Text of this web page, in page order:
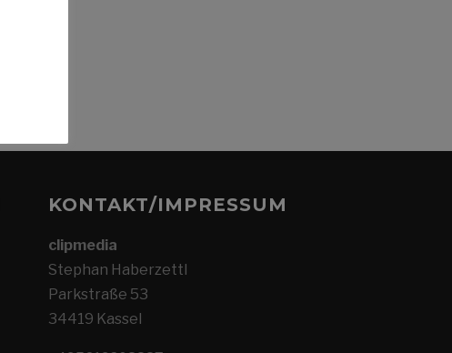
KONTAKT/IMPRESSUM
clipmedia
Stephan Haberzettl
Parkstraße 53
34419 Kassel